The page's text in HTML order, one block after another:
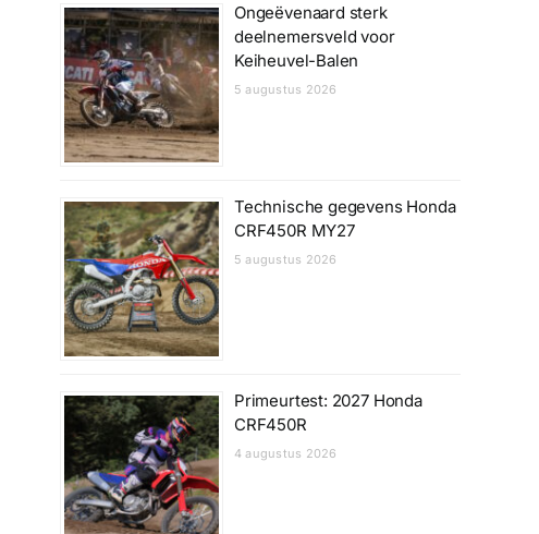
Ongeëvenaard sterk
deelnemersveld voor
Keiheuvel-Balen
5 augustus 2026
Technische gegevens Honda
CRF450R MY27
5 augustus 2026
Primeurtest: 2027 Honda
CRF450R
4 augustus 2026